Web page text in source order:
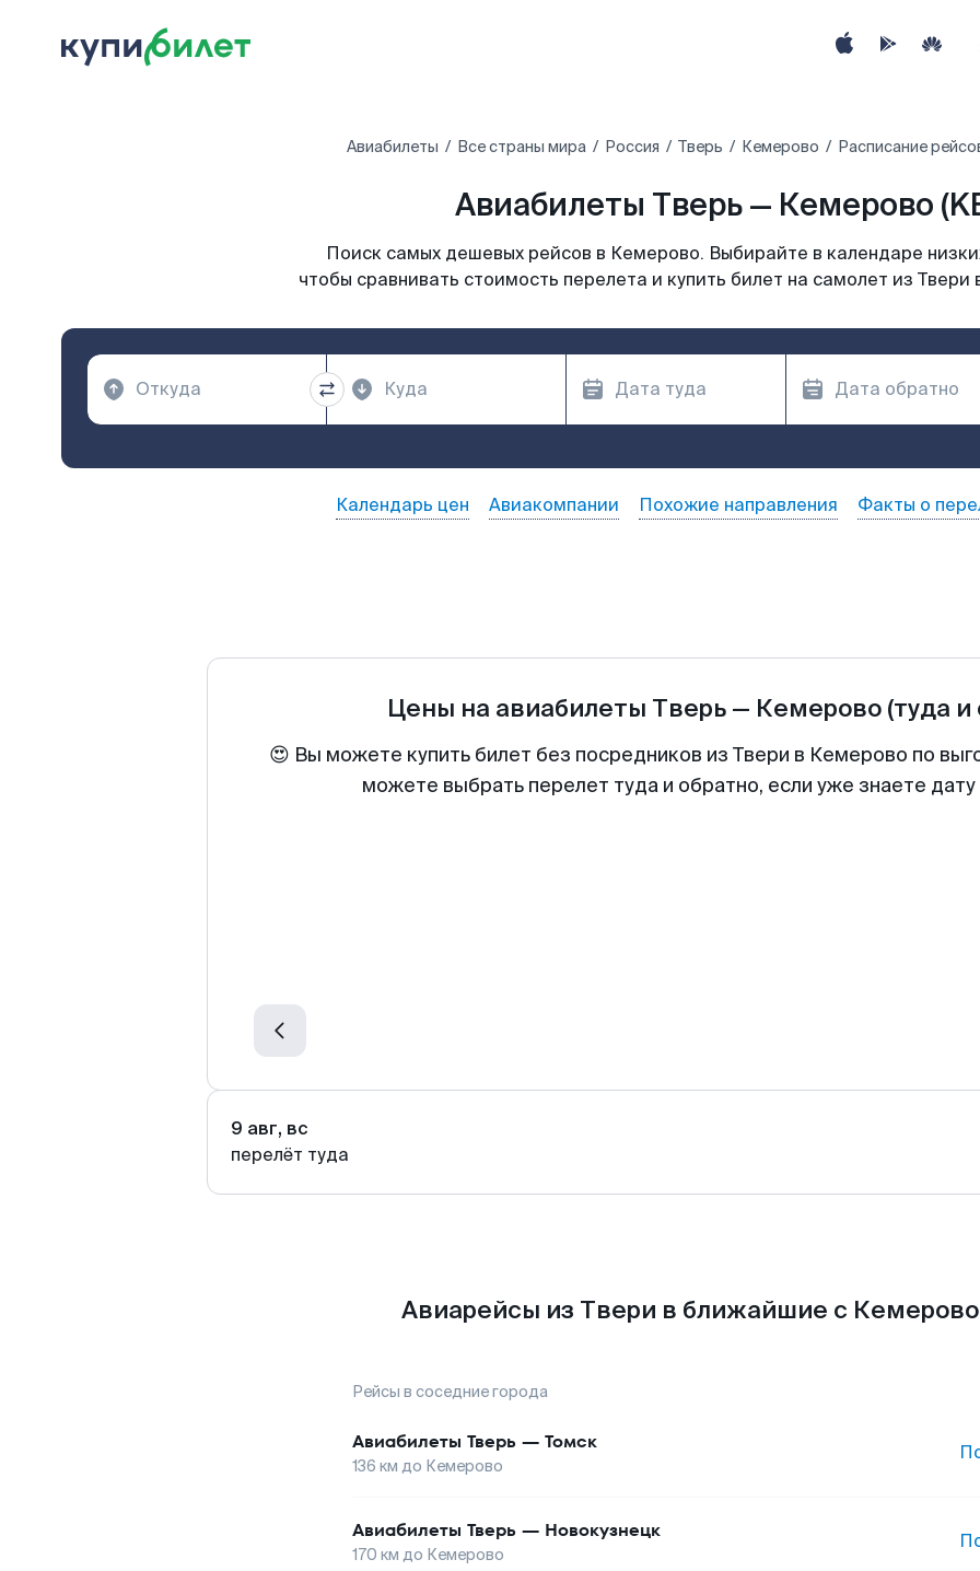
Авиабилеты Все страны мира Россия Тверь Кемерово Расписание
Авиабилеты Тверь — Кемерово
Поиск самых дешевых рейсов в Кемерово. Выбирайте в календаре
чтобы сравнивать стоимость перелета и купить билет на самолет из
Календарь цен Авиакомпании Похожие направления Факты о
Цены на авиабилеты Тверь — Кемерово (туда и
😍 Вы можете купить билет без посредников из Твери в Кемерово по
можете выбрать перелет туда и обратно, если уже знаете
9 авг, вс
перелёт туда
Авиарейсы из Твери в ближайшие с Кемерово
Рейсы в соседние города
Авиабилеты Тверь — Томск
136 км до Кемерово
Авиабилеты Тверь — Новокузнецк
170 км до Кемерово